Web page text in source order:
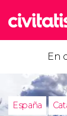
En
España